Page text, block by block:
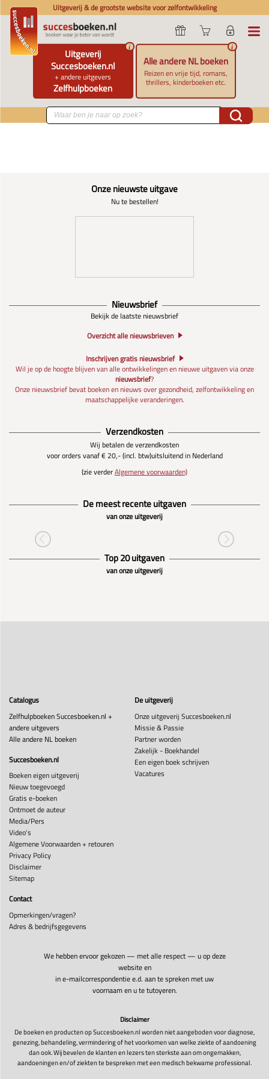
Uitgeverij & de grootste website voor zelfontwikkeling
Uitgeverij
Succesboeken.nl
+ andere uitgevers
Zelfhulpboeken
i
Alle andere NL boeken
Reizen en vrije tijd, romans,
thrillers, kinderboeken etc.
i
Onze nieuwste uitgave
Nu te bestellen!
Nieuwsbrief
Bekijk de laatste nieuwsbrief
Overzicht alle nieuwsbrieven
Inschrijven gratis nieuwsbrief
Wil je op de hoogte blijven van alle ontwikkelingen en nieuwe uitgaven via onze
nieuwsbrief?
Onze nieuwsbrief bevat boeken en nieuws over gezondheid, zelfontwikkeling en
maatschappelijke veranderingen.
Verzendkosten
Wij betalen de verzendkosten
voor orders vanaf € 20,- (incl. btw)uitsluitend in Nederland
(zie verderAlgemene voorwaarden)
De meest recente uitgaven
van onze uitgeverij
Top 20 uitgaven
van onze uitgeverij
Catalogus
Zelfhulpboeken Succesboeken.nl +
andere uitgevers
Alle andere NL boeken
Succesboeken.nl
Boeken eigen uitgeverij
Nieuw toegevoegd
Gratis e-boeken
Ontmoet de auteur
Media/Pers
Video's
Algemene Voorwaarden + retouren
Privacy Policy
Disclaimer
Sitemap
De uitgeverij
Onze uitgeverij Succesboeken.nl
Missie & Passie
Partner worden
Zakelijk - Boekhandel
Een eigen boek schrijven
Vacatures
Contact
Opmerkingen/vragen?
Adres & bedrijfsgegevens
We hebben ervoor gekozen — met alle respect — u op deze
website en
in e-mailcorrespondentie e.d. aan te spreken met uw
voornaam en u te tutoyeren.
Disclaimer
De boeken en producten op Succesboeken.nl worden niet aangeboden voor diagnose,
genezing, behandeling, vermindering of het voorkomen van welke ziekte of aandoening
dan ook. Wij bevelen de klanten en lezers ten sterkste aan om ongemakken,
aandoeningen en/of ziekten te bespreken met een medisch bekwame professional.